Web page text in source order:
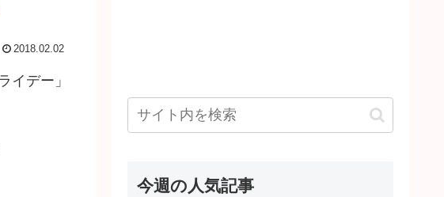
2018.02.02
イデー」
今週の人気記事